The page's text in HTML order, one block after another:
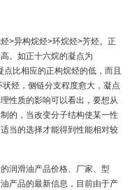
>异构烷烃>环烷烃>芳烃。正
。如正十六烷的凝点为
比相应的正构烷烃的低，而且
烃，侧链分支程度愈大，凝点
性质的影响可以看出，要想从
的，当改变分子结构使某一性
当的选择才能得到性能相对较
润滑油产品价格、厂家、型
产品的最新信息，目前由于产